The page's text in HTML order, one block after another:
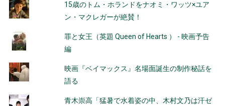
15歳のトム・ホランドをナオミ・ワッツ×ユア
ン・マクレガーが絶賛！
罪と女王（英題 Queen of Hearts ） - 映画予告
編
映画『ベイマックス』名場面誕生の制作秘話を
語る
青木崇高「猛暑で水着姿の中、木村文乃は汗ゼ